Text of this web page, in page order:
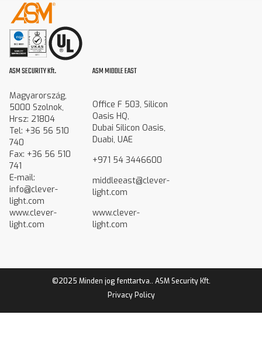
ASM SECURITY Kft.
Magyarország,
5000 Szolnok,
Hrsz: 21804
Tel: +36 56 510
740
Fax: +36 56 510
741
E-mail:
info@clever-
light.com
www.clever-
light.com
ASM MIDDLE EAST
Office F 503, Silicon
Oasis HQ,
Dubai Silicon Oasis,
Duabi, UAE
+971 54 3446600
middleeast@clever-
light.com
www.clever-
light.com
©2025 Minden jog fenttartva.. ASM Security Kft.
Privacy Policy